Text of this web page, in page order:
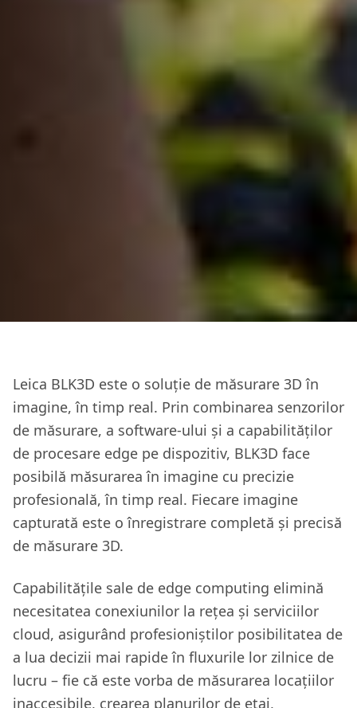
Leica BLK3D este o soluție de măsurare 3D în
imagine, în timp real. Prin combinarea senzorilor
de măsurare, a software-ului și a capabilităților
de procesare edge pe dispozitiv, BLK3D face
posibilă măsurarea în imagine cu precizie
profesională, în timp real. Fiecare imagine
capturată este o înregistrare completă și precisă
de măsurare 3D.
Capabilitățile sale de edge computing elimină
necesitatea conexiunilor la rețea și serviciilor
cloud, asigurând profesioniștilor posibilitatea de
a lua decizii mai rapide în fluxurile lor zilnice de
lucru – fie că este vorba de măsurarea locațiilor
inaccesibile, crearea planurilor de etaj,